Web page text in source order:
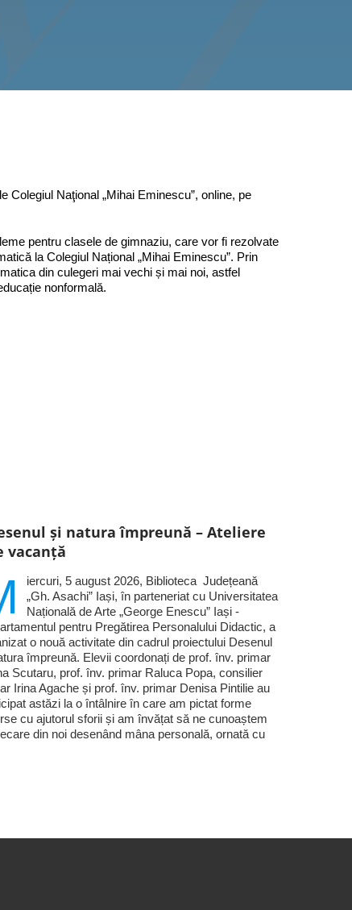
Colegiul Naţional „Mihai Eminescu”, online, pe
pentru clasele de gimnaziu, care vor fi rezolvate
la Colegiul Național „Mihai Eminescu”. Prin
din culegeri mai vechi și mai noi, astfel
nonformală.
și natura împreună – Ateliere
vacanță
iercuri, 5 august 2026, Biblioteca Județeană
„Gh. Asachi” Iași, în parteneriat cu Universitatea
Națională de Arte „George Enescu” Iași -
pentru Pregătirea Personalului Didactic, a
o nouă activitate din cadrul proiectului Desenul
împreună. Elevii coordonați de prof. înv. primar
Scutaru, prof. înv. primar Raluca Popa, consilier
Irina Agache și prof. înv. primar Denisa Pintilie au
astăzi la o întâlnire în care am pictat forme
cu ajutorul sforii și am învățat să ne cunoaștem
din noi desenând mâna personală, ornată cu